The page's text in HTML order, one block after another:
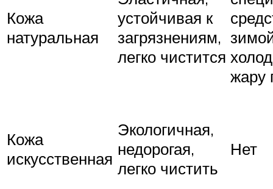
Кожа
натуральная
устойчивая к
загрязнениям,
легко чистится
жару
Кожа
искусственная
Экологичная,
недорогая,
легко чистить
Нет